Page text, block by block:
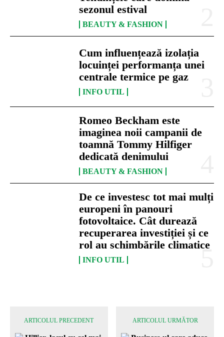
sezonul estival
BEAUTY & FASHION
Cum influențează izolația
locuinței performanța unei
centrale termice pe gaz
INFO UTIL
Romeo Beckham este
imaginea noii campanii de
toamnă Tommy Hilfiger
dedicată denimului
BEAUTY & FASHION
De ce investesc tot mai mulți
europeni în panouri
fotovoltaice. Cât durează
recuperarea investiției și ce
rol au schimbările climatice
INFO UTIL
ARTICOLUL PRECEDENT ARTICOLUL URMĂTOR